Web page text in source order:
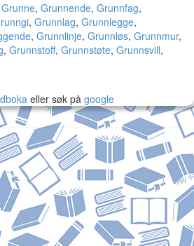
Grunne, Grunnende, Grunnfag,
, Grunnlag, Grunnlegge,
, Grunnlinje, Grunnløs, Grunnmur,
, Grunnstoff, Grunnstøte, Grunnsvill,
eller søk på google